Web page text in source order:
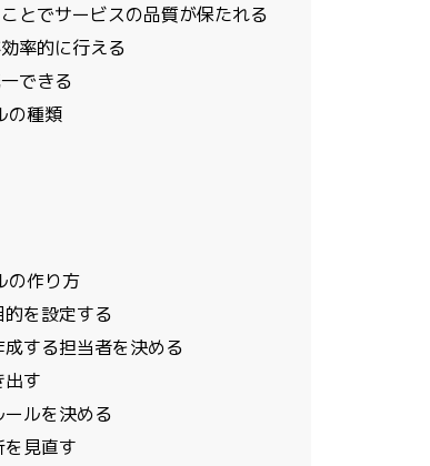
とでサービスの品質が保たれる
率的に行える
できる
の種類
の作り方
を設定する
する担当者を決める
す
ルを決める
見直す